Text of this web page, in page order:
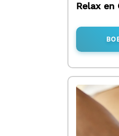
Relax en